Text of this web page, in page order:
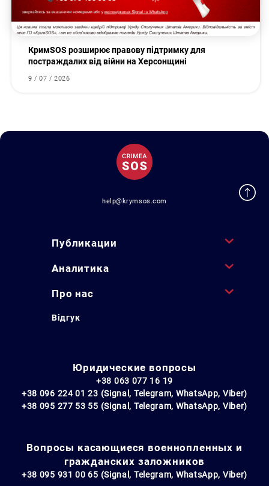
КримSOS розширює правову підтримку для
постраждалих від війни на Херсонщині
9 / 07 / 2026
help@krymsos.com
Публикации
Аналитика
Про нас
Відгук
Юридические вопросы
+38 063 077 16 19
+38 096 224 01 23 (Signal, Telegram, WhatsApp, Viber)
+38 095 277 53 55 (Signal, Telegram, WhatsApp, Viber)
Вопросы касающиеся военнопленных и
гражданских заложников
+38 095 931 00 65 (Signal, Telegram, WhatsApp, Viber)